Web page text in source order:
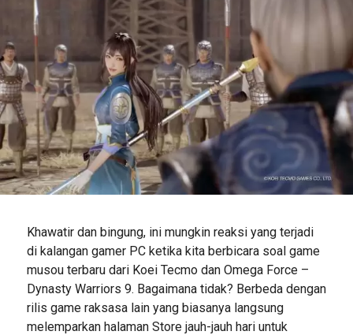
Khawatir dan bingung, ini mungkin reaksi yang terjadi
di kalangan gamer PC ketika kita berbicara soal game
musou terbaru dari Koei Tecmo dan Omega Force –
Dynasty Warriors 9. Bagaimana tidak? Berbeda dengan
rilis game raksasa lain yang biasanya langsung
melemparkan halaman Store jauh-jauh hari untuk